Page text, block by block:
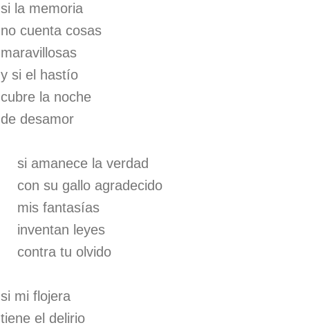
si la memoria
no cuenta cosas
maravillosas
y si el hastío
cubre la noche
de desamor
si amanece la verdad
con su gallo agradecido
mis fantasías
inventan leyes
contra tu olvido
si mi flojera
tiene el delirio